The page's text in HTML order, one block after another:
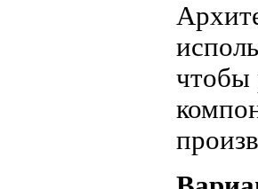
чтобы